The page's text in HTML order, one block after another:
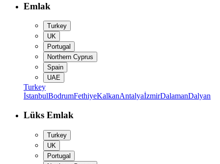
Emlak
Turkey
UK
Portugal
Northern Cyprus
Spain
UAE
Turkey
İstanbulBodrumFethiyeKalkanAntalyaİzmirDalamanDalyan
Lüks Emlak
Turkey
UK
Portugal